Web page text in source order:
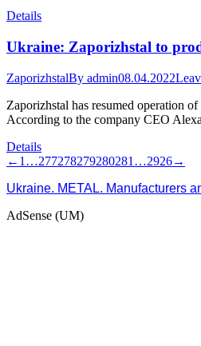
Details
Ukraine: Zaporizhstal to
ZaporizhstalBy admin08.04.2022
Zaporizhstal has resumed operation
According to the company CEO
Details
← 1 …277278279280281 …2926→
Ukraine. METAL. Manufacturers
AdSense (UM)